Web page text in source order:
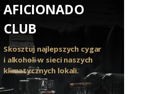
AFICIONADO
CLUB
Skosztuj najlepszych cygar
i alkoholi w sieci naszych
klimatycznych lokali.